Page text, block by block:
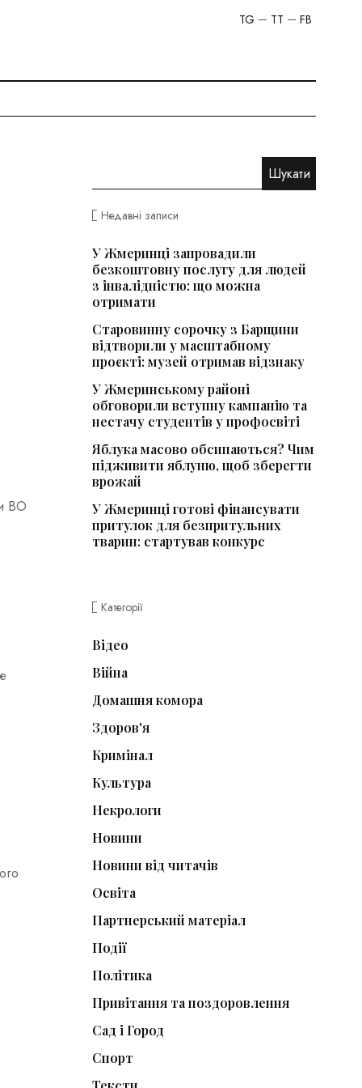
FB
TT
TG
ВО
Недавні записи
У Жмеринці запровадили
безкоштовну послугу для людей
з інвалідністю: що можна
отримати
Старовинну сорочку з Барщини
відтворили у масштабному
проєкті: музей отримав відзнаку
У Жмеринському районі
обговорили вступну кампанію та
нестачу студентів у профосвіті
Яблука масово обсипаються? Чим
підживити яблуню, щоб зберегти
врожай
У Жмеринці готові фінансувати
притулок для безпритульних
тварин: стартував конкурс
Категорії
Відео
Війна
Домашня комора
Здоров'я
Кримінал
Культура
Некрологи
Новини
Новини від читачів
Освіта
Партнерський матеріал
Події
Політика
Привітання та поздоровлення
Сад і Город
Спорт